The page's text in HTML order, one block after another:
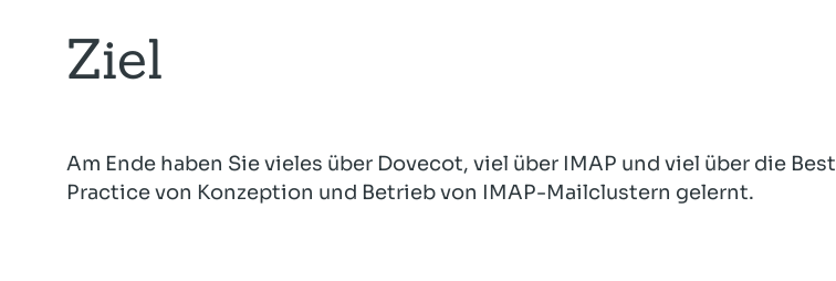
Ziel
Am Ende haben Sie vieles über Dovecot, viel über IMAP und viel über die Best
Practice von Konzeption und Betrieb von IMAP-Mailclustern gelernt.